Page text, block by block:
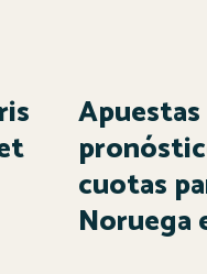
cuotas
Noruega